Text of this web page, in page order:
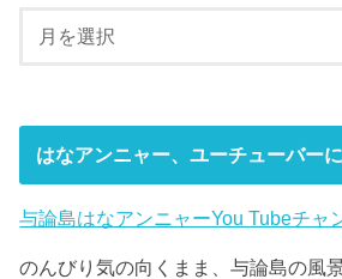
はなアンニャー、ユーチューバー
与論島はなアンニャーYou Tubeチャ
のんびり気の向くまま、与論島の風